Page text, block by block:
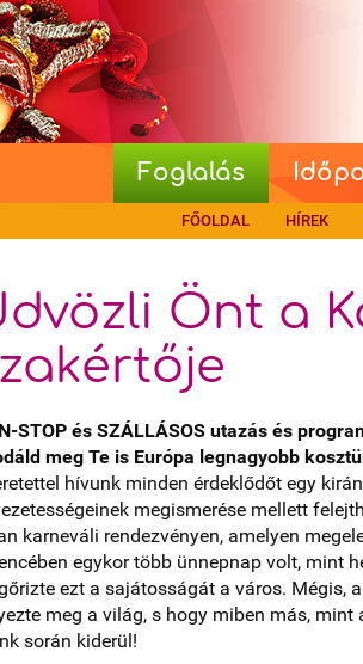
Foglalás
FŐOLDAL HÍREK
Önt a
STOP és SZÁLLÁSOS utazás és
meg Te is Európa legnagyobb
hívunk minden érdeklődőt egy
megismerése mellett
karneváli rendezvényen, amelyen
egykor több ünnepnap volt, mint
ezt a sajátosságát a város. Mégis,
meg a világ, s hogy miben más,
során kiderül!